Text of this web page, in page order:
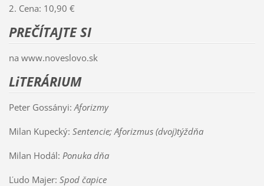
2. Cena: 10,90 €
PREČÍTAJTE SI
na www.noveslovo.sk
LiTERÁRIUM
Peter Gossányi: Aforizmy
Milan Kupecký: Sentencie; Aforizmus (dvoj)týždňa
Milan Hodál: Ponuka dňa
Ľudo Majer: Spod čapice